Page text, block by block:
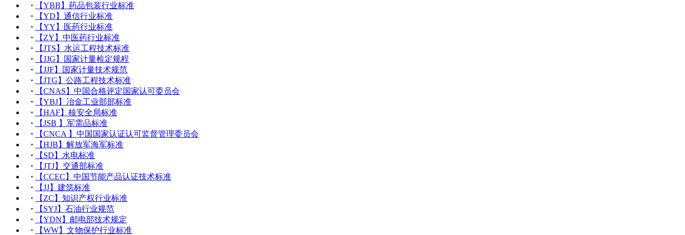
·
【YBB】药品包装行业标准
·
【YD】通信行业标准
·
【YY】医药行业标准
·
【ZY】中医药行业标准
·
【JTS】水运工程技术标准
·
【JJG】国家计量检定规程
·
【JJF】国家计量技术规范
·
【JTG】公路工程技术标准
·
【CNAS】中国合格评定国家认可委员会
·
【YBJ】冶金工业部部标准
·
【HAF】核安全局标准
·
【JSB 】军需品标准
·
【CNCA 】中国国家认证认可监督管理委员会
·
【HJB】解放军海军标准
·
【SD】水电标准
·
【JTJ】交通部标准
·
【CCEC】中国节能产品认证技术标准
·
【JJ】建筑标准
·
【ZC】知识产权行业标准
·
【SYJ】石油行业规范
·
【YDN】邮电部技术规定
·
【WW】文物保护行业标准